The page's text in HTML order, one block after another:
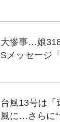
大惨事…娘
Sメッセージ
台風13号は「
風に…さらに“